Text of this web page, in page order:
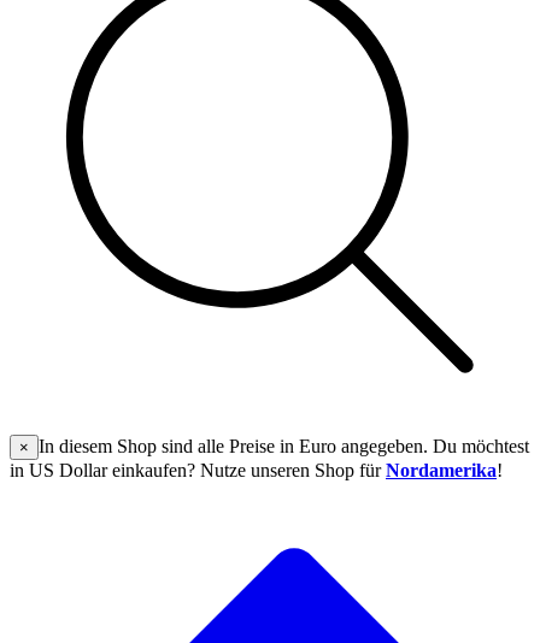
× In diesem Shop sind alle Preise in Euro angegeben. Du möchtest
in US Dollar einkaufen? Nutze unseren Shop fürNordamerika!